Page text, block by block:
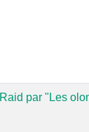
Raid par "Les